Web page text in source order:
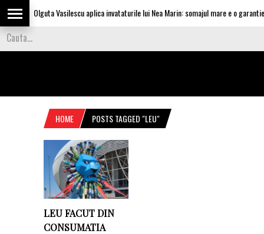
Olguta Vasilescu aplica invataturile lui Nea Marin: somajul mare e o
HOME POSTS TAGGED "LEU"
LEU FACUT DIN
CONSUMATIA